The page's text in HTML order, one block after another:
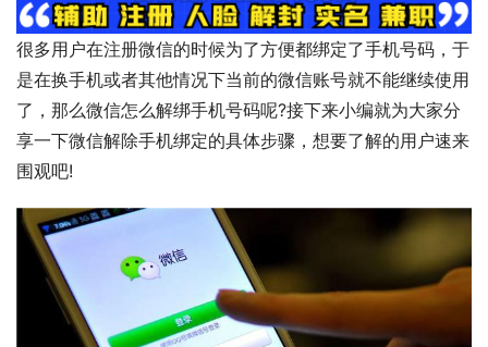
很多用户在注册微信的时候为了方便都绑定了手机号码，于
是在换手机或者其他情况下当前的微信账号就不能继续使用
了，那么微信怎么解绑手机号码呢?接下来小编就为大家分
享一下微信解除手机绑定的具体步骤，想要了解的用户速来
围观吧!